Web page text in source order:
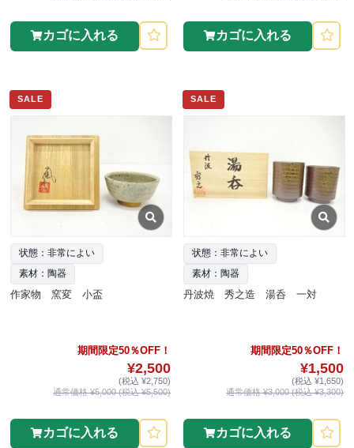
カゴに入れる カゴに入れる
SALE
状態：非常によい
素材：陶器
作家物 窯変 小盃
期間限定50％OFF！
¥2,500
(税込 ¥2,750)
通常価格 ¥5,000 (税込 ¥5,500)
カゴに入れる
SALE
状態：非常によい
素材：陶器
丹波焼 秀之造 湯呑 一対
期間限定50％OFF！
¥1,500
(税込 ¥1,650)
通常価格 ¥3,000 (税込 ¥3,300)
カゴに入れる